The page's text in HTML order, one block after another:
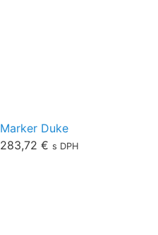
Marker Duke
283,72 € s DPH